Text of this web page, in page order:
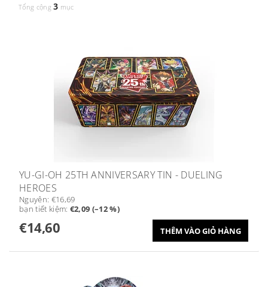
Tổng cộng3 mục
YU-GI-OH 25TH ANNIVERSARY TIN - DUELING
HEROES
Nguyên: €16,69
bạn tiết kiệm: €2,09 (–12 %)
€14,60